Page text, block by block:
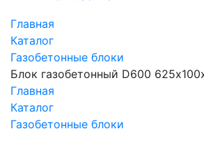
Главная
Каталог
Газобетонные блоки
Блок газобетонный D600
Главная
Каталог
Газобетонные блоки